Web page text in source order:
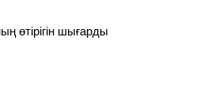
өтірігін шығарды